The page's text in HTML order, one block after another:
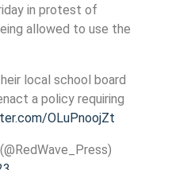
in protest of
allowed to use the
local school board
a policy requiring
OLuPnoojZt